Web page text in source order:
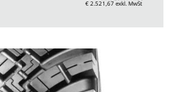
€ 2.521,67exkl. MwSt